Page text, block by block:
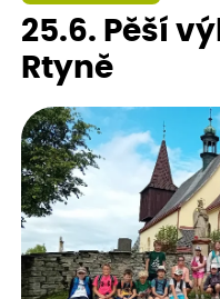
25.6. Pěší
Rtyně